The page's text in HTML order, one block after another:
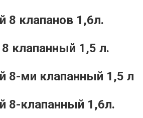
8 клапанов 1,6л.
клапанный 1,5 л.
8-ми клапанный 1,5 л
8-клапанный 1,6л.